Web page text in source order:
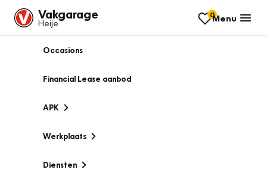
Vakgarage
Heije
0Menu
Occasions
Financial Lease aanbod
APK
Werkplaats
Diensten